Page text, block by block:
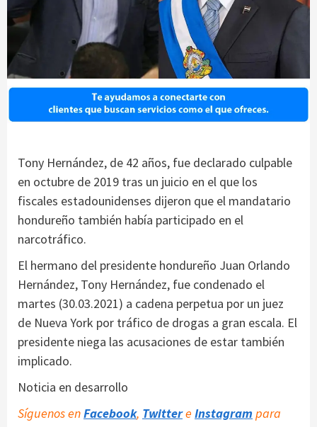
Tony Hernández, de 42 años, fue declarado culpable
en octubre de 2019 tras un juicio en el que los
fiscales estadounidenses dijeron que el mandatario
hondureño también había participado en el
narcotráfico.
El hermano del presidente hondureño Juan Orlando
Hernández, Tony Hernández, fue condenado el
martes (30.03.2021) a cadena perpetua por un juez
de Nueva York por tráfico de drogas a gran escala. El
presidente niega las acusaciones de estar también
implicado.
Noticia en desarrollo
Síguenos enFacebook, Twittere Instagram para